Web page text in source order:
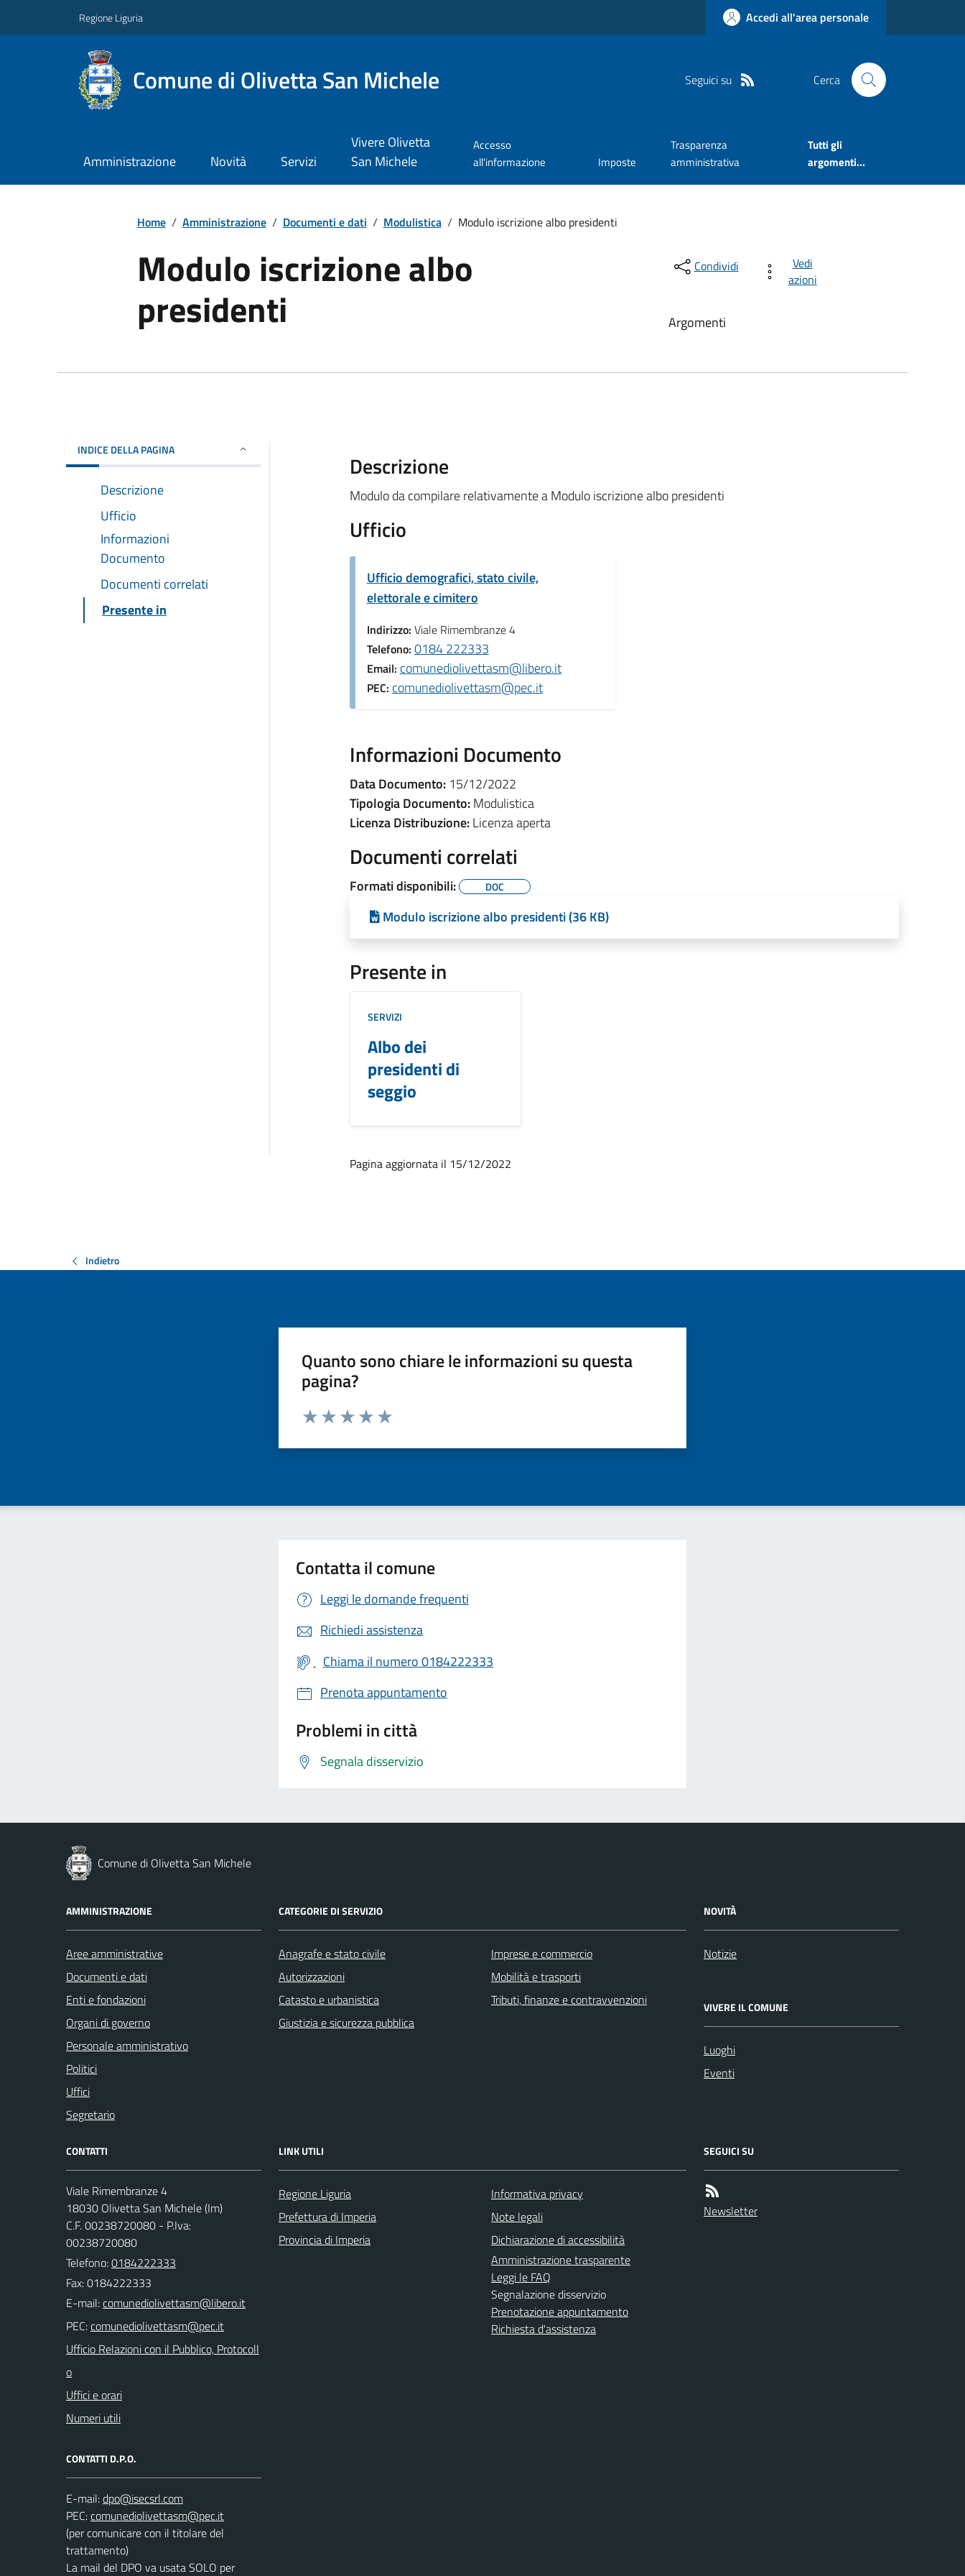
Regione Liguria Accedi all'area personale
Comune di Olivetta San Michele Seguici su Cerca
Amministrazione Novità Servizi
Vivere Olivetta
San Michele
Accesso
all'informazione
Imposte
Trasparenza
amministrativa
Tutti gli
argomenti...
Home / Amministrazione / Documenti e dati / Modulistica / Modulo iscrizione albo presidenti
Modulo iscrizione albo
presidenti
Condividi
Vedi
azioni
Argomenti
INDICE DELLA PAGINA
Descrizione
Ufficio
Informazioni
Documento
Documenti correlati
Presente in
Descrizione
Modulo da compilare relativamente a Modulo iscrizione albo presidenti
Ufficio
Ufficio demografici, stato civile,
elettorale e cimitero
Indirizzo: Viale Rimembranze 4
Telefono: 0184 222333
Email: comunediolivettasm@libero.it
PEC: comunediolivettasm@pec.it
Informazioni Documento
Data Documento:15/12/2022
Tipologia Documento:Modulistica
Licenza Distribuzione:Licenza aperta
Documenti correlati
Formati disponibili: DOC
Modulo iscrizione albo presidenti (36 KB)
Presente in
SERVIZI
Albo dei
presidenti di
seggio
Pagina aggiornata il 15/12/2022
Indietro
Quanto sono chiare le informazioni su questa
pagina?
Valuta da 1 a 5 stelle la pagina
Contatta il comune
Leggi le domande frequenti
Richiedi assistenza
Chiama il numero 0184222333
Prenota appuntamento
Problemi in città
Segnala disservizio
Comune di Olivetta San Michele
AMMINISTRAZIONE
Aree amministrative
Documenti e dati
Enti e fondazioni
Organi di governo
Personale amministrativo
Politici
Uffici
Segretario
CATEGORIE DI SERVIZIO
Anagrafe e stato civile
Autorizzazioni
Catasto e urbanistica
Giustizia e sicurezza pubblica
Imprese e commercio
Mobilità e trasporti
Tributi, finanze e contravvenzioni
NOVITÀ
Notizie
VIVERE IL COMUNE
Luoghi
Eventi
CONTATTI
Viale Rimembranze 4
18030 Olivetta San Michele (Im)
C.F. 00238720080 - P.Iva:
00238720080
Telefono:0184222333
Fax: 0184222333
E-mail:
PEC:
Ufficio Relazioni con il Pubblico, Protocoll
o
Uffici e orari
Numeri utili
CONTATTI D.P.O.
E-mail:
PEC:
(per comunicare con il titolare del
trattamento)
La mail del DPO va usata SOLO per
LINK UTILI
Regione Liguria
Prefettura di Imperia
Provincia di Imperia
Informativa privacy
Note legali
Dichiarazione di accessibilità
Amministrazione trasparente
Leggi le FAQ
Segnalazione disservizio
Prenotazione appuntamento
Richiesta d'assistenza
SEGUICI SU
Newsletter